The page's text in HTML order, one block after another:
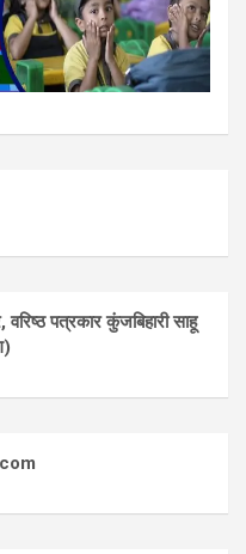
पत्रकार कुंजबिहारी साहू